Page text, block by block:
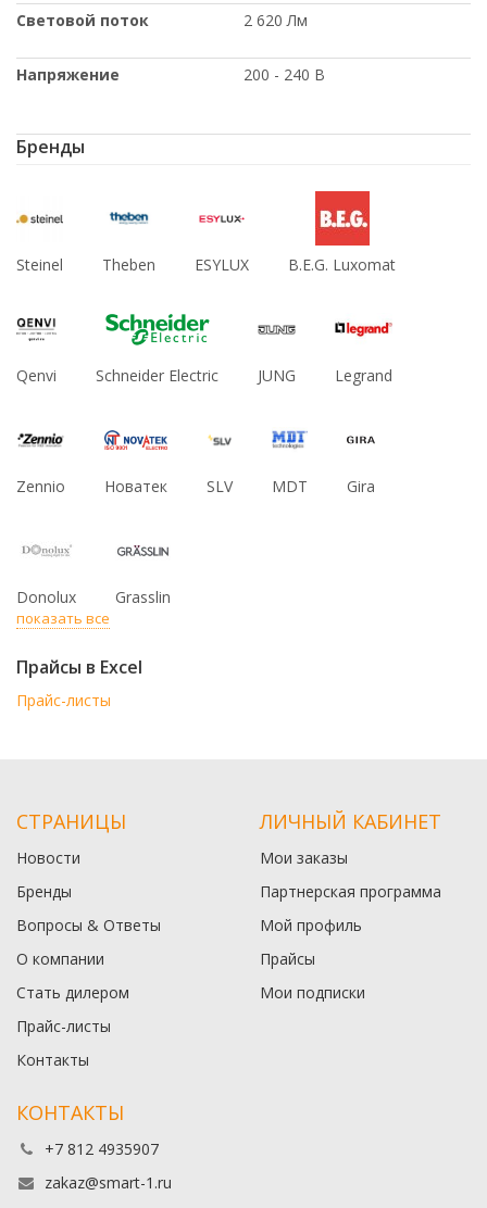
Световой поток 2 620 Лм
Напряжение 200 - 240 В
Бренды
Steinel Theben ESYLUX B.E.G. Luxomat
Qenvi Schneider Electric JUNG Legrand
Zennio Новатек SLV MDT Gira
Donolux Grasslin
показать все
Прайсы в Excel
Прайс-листы
СТРАНИЦЫ
Новости
Бренды
Вопросы & Ответы
О компании
Стать дилером
Прайс-листы
Контакты
ЛИЧНЫЙ КАБИНЕТ
Мои заказы
Партнерская программа
Мой профиль
Прайсы
Мои подписки
КОНТАКТЫ
+7 812 4935907
zakaz@smart-1.ru